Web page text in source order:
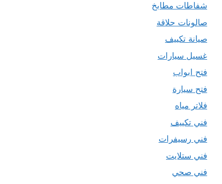
شفاطات مطابخ
صالونات حلاقة
صيانة تكييف
غسيل سيارات
فتح ابواب
فتح سيارة
فلاتر مياه
فني تكييف
فني رسيفرات
فني ستلايت
فني صحي